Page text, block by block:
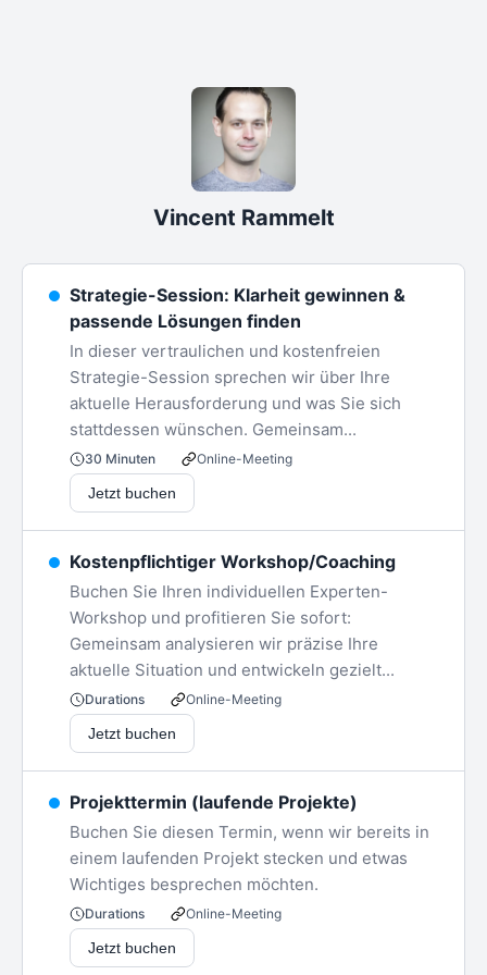
Vincent Rammelt
Strategie-Session: Klarheit gewinnen &
passende Lösungen finden
In dieser vertraulichen und kostenfreien
Strategie-Session sprechen wir über Ihre
aktuelle Herausforderung und was Sie sich
stattdessen wünschen. Gemeinsam...
30 Minuten Online-Meeting
Jetzt buchen
Kostenpflichtiger Workshop/Coaching
Buchen Sie Ihren individuellen Experten-
Workshop und profitieren Sie sofort:
Gemeinsam analysieren wir präzise Ihre
aktuelle Situation und entwickeln gezielt...
Durations Online-Meeting
Jetzt buchen
Projekttermin (laufende Projekte)
Buchen Sie diesen Termin, wenn wir bereits in
einem laufenden Projekt stecken und etwas
Wichtiges besprechen möchten.
Durations Online-Meeting
Jetzt buchen